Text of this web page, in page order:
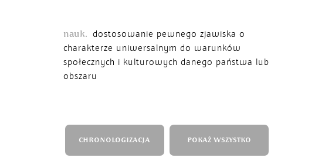
nauk. dostosowanie pewnego zjawiska o
charakterze uniwersalnym do warunków
społecznych i kulturowych danego państwa lub
obszaru
CHRONOLOGIZACJA POKAŻ WSZYSTKO